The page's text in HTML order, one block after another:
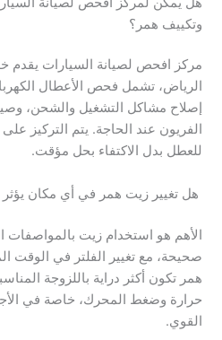
وتكييف همر؟
مركز افحص لصيانة السيارات يقدم
الرياض، تشمل فحص الأعطال
إصلاح مشاكل التشغيل والشحن،
الفريون عند الحاجة. يتم التركيز
للعطل بدل الاكتفاء بحل مؤقت.
هل تغيير زيت همر في أي مكان
الأهم هو استخدام زيت بالمواصفات
صحيحة، مع تغيير الفلتر في
همر تكون أكثر دراية باللزوجة
حرارة وضغط المحرك، خاصة في
القوي.